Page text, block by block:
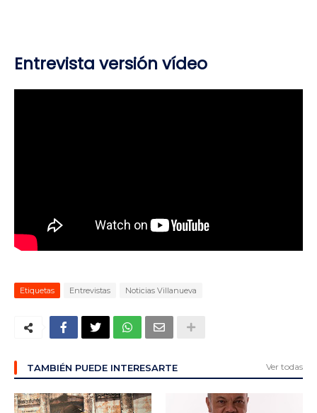
Entrevista versión vídeo
Etiquetas Entrevistas Noticias Villanueva
TAMBIÉN PUEDE INTERESARTE Ver todas